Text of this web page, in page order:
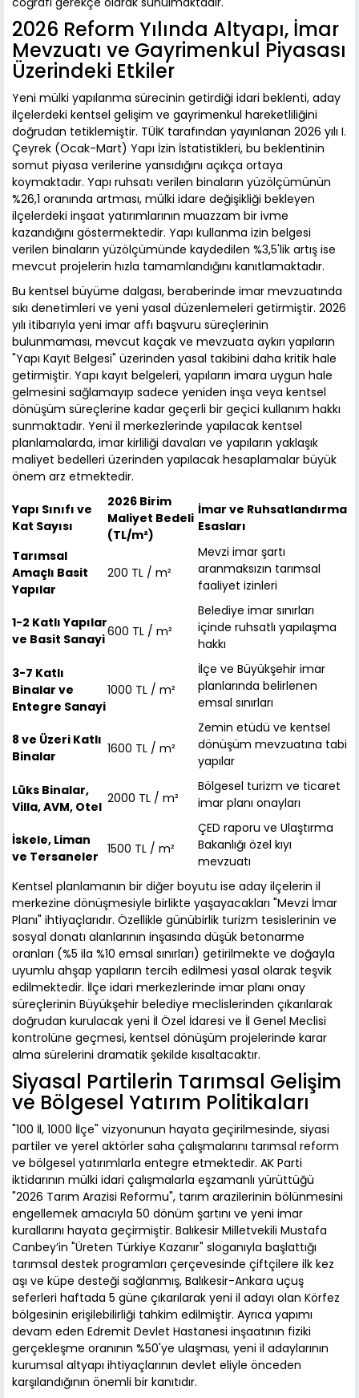
2026 Reform Yılında Altyapı, İmar
Mevzuatı ve Gayrimenkul Piyasası
Üzerindeki Etkiler
Yeni mülki yapılanma sürecinin getirdiği idari beklenti, aday
ilçelerdeki kentsel gelişim ve gayrimenkul hareketliliğini
doğrudan tetiklemiştir. TÜİK tarafından yayınlanan 2026 yılı I.
Çeyrek (Ocak-Mart) Yapı İzin İstatistikleri, bu beklentinin
somut piyasa verilerine yansıdığını açıkça ortaya
koymaktadır. Yapı ruhsatı verilen binaların yüzölçümünün
%26,1 oranında artması, mülki idare değişikliği bekleyen
ilçelerdeki inşaat yatırımlarının muazzam bir ivme
kazandığını göstermektedir. Yapı kullanma izin belgesi
verilen binaların yüzölçümünde kaydedilen %3,5'lik artış ise
mevcut projelerin hızla tamamlandığını kanıtlamaktadır.
Bu kentsel büyüme dalgası, beraberinde imar mevzuatında
sıkı denetimleri ve yeni yasal düzenlemeleri getirmiştir. 2026
yılı itibarıyla yeni imar affı başvuru süreçlerinin
bulunmaması, mevcut kaçak ve mevzuata aykırı yapıların
"Yapı Kayıt Belgesi" üzerinden yasal takibini daha kritik hale
getirmiştir. Yapı kayıt belgeleri, yapıların imara uygun hale
gelmesini sağlamayıp sadece yeniden inşa veya kentsel
dönüşüm süreçlerine kadar geçerli bir geçici kullanım hakkı
sunmaktadır. Yeni il merkezlerinde yapılacak kentsel
planlamalarda, imar kirliliği davaları ve yapıların yaklaşık
maliyet bedelleri üzerinden yapılacak hesaplamalar büyük
önem arz etmektedir.
Yapı Sınıfı ve
Kat Sayısı
2026 Birim
Maliyet Bedeli
(TL/m²)
İmar ve Ruhsatlandırma
Esasları
Tarımsal
Amaçlı Basit
Yapılar
200 TL / m²
Mevzi imar şartı
aranmaksızın tarımsal
faaliyet izinleri
1-2 Katlı Yapılar
ve Basit Sanayi600 TL / m²
Belediye imar sınırları
içinde ruhsatlı yapılaşma
hakkı
3-7 Katlı
Binalar ve
Entegre Sanayi
1000 TL / m²
İlçe ve Büyükşehir imar
planlarında belirlenen
emsal sınırları
8 ve Üzeri Katlı
Binalar
1600 TL / m²
Zemin etüdü ve kentsel
dönüşüm mevzuatına tabi
yapılar
Lüks Binalar,
Villa, AVM, Otel
2000 TL / m²
Bölgesel turizm ve ticaret
imar planı onayları
İskele, Liman
ve Tersaneler 1500 TL / m²
ÇED raporu ve Ulaştırma
Bakanlığı özel kıyı
mevzuatı
Kentsel planlamanın bir diğer boyutu ise aday ilçelerin il
merkezine dönüşmesiyle birlikte yaşayacakları "Mevzi İmar
Planı" ihtiyaçlarıdır. Özellikle günübirlik turizm tesislerinin ve
sosyal donatı alanlarının inşasında düşük betonarme
oranları (%5 ila %10 emsal sınırları) getirilmekte ve doğayla
uyumlu ahşap yapıların tercih edilmesi yasal olarak teşvik
edilmektedir. İlçe idari merkezlerinde imar planı onay
süreçlerinin Büyükşehir belediye meclislerinden çıkarılarak
doğrudan kurulacak yeni İl Özel İdaresi ve İl Genel Meclisi
kontrolüne geçmesi, kentsel dönüşüm projelerinde karar
alma sürelerini dramatik şekilde kısaltacaktır.
Siyasal Partilerin Tarımsal Gelişim
ve Bölgesel Yatırım Politikaları
"100 İl, 1000 İlçe" vizyonunun hayata geçirilmesinde, siyasi
partiler ve yerel aktörler saha çalışmalarını tarımsal reform
ve bölgesel yatırımlarla entegre etmektedir. AK Parti
iktidarının mülki idari çalışmalarla eşzamanlı yürüttüğü
"2026 Tarım Arazisi Reformu", tarım arazilerinin bölünmesini
engellemek amacıyla 50 dönüm şartını ve yeni imar
kurallarını hayata geçirmiştir. Balıkesir Milletvekili Mustafa
Canbey’in "Üreten Türkiye Kazanır" sloganıyla başlattığı
tarımsal destek programları çerçevesinde çiftçilere ilk kez
aşı ve küpe desteği sağlanmış, Balıkesir-Ankara uçuş
seferleri haftada 5 güne çıkarılarak yeni il adayı olan Körfez
bölgesinin erişilebilirliği tahkim edilmiştir. Ayrıca yapımı
devam eden Edremit Devlet Hastanesi inşaatının fiziki
gerçekleşme oranının %50'ye ulaşması, yeni il adaylarının
kurumsal altyapı ihtiyaçlarının devlet eliyle önceden
karşılandığının önemli bir kanıtıdır.